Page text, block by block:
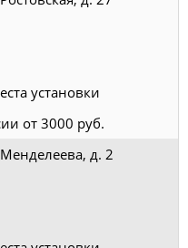
установки
от 3000 руб.
д. 2